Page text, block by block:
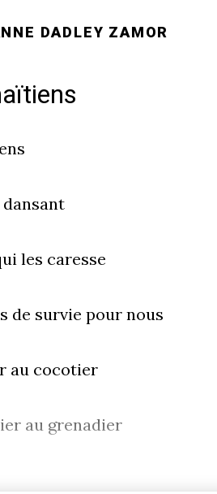
DADLEY ZAMOR
les caresse
de survie pour nous
au cocotier
au grenadier